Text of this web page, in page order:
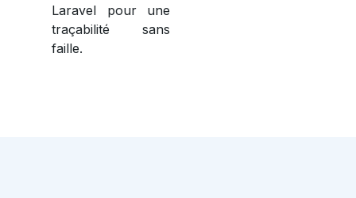
Laravel pour une
traçabilité sans
faille.